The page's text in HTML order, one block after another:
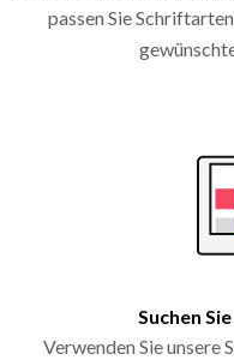
passen Sie
Suchen
Verwenden Sie unsere